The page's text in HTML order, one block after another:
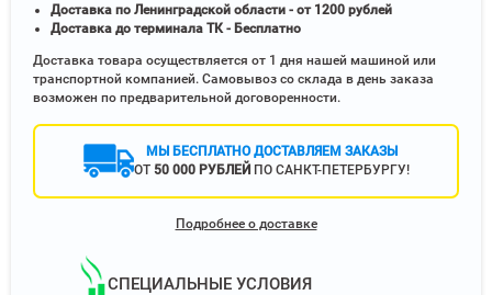
Доставка по Ленинградской области - от 1200 рублей
Доставка до терминала ТК - Бесплатно
Доставка товара осуществляется от 1 дня нашей машиной или
транспортной компанией. Самовывоз со склада в день заказа
возможен по предварительной договоренности.
МЫ БЕСПЛАТНО ДОСТАВЛЯЕМ ЗАКАЗЫ
ОТ 50 000 РУБЛЕЙ ПО САНКТ-ПЕТЕРБУРГУ!
Подробнее о доставке
СПЕЦИАЛЬНЫЕ УСЛОВИЯ